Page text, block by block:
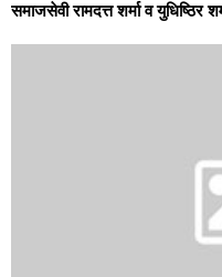
समाजसेवी रामदत्त शर्मा व युधिष्ठिर